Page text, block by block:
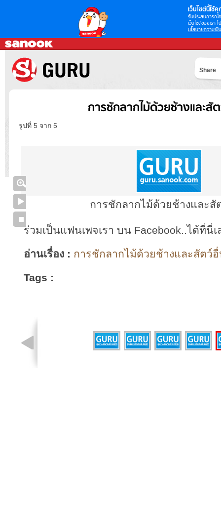
เว็บไซต์นี้ใช้คุ
รับประสบการณ์
เว็บไซต์ของเรา
นโยบายความเป็
Share
การชักลากไม้ด้วยช้างและสั
รูปที่ 5 จาก 5
การชักลากไม้ด้วยช้างและสั
ร่วมเป็นแฟนเพจเรา บน Facebook..ได้ที่นี่เ
อ่านเรื่อง : การชักลากไม้ด้วยช้างและสัตว์
Tags :